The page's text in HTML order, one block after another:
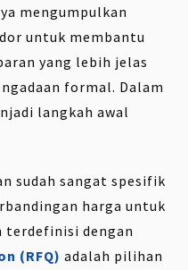
mengumpulkan
untuk membantu
yang lebih jelas
formal. Dalam
langkah awal
sudah sangat spesifik
harga untuk
terdefinisi dengan
(RFQ) adalah pilihan